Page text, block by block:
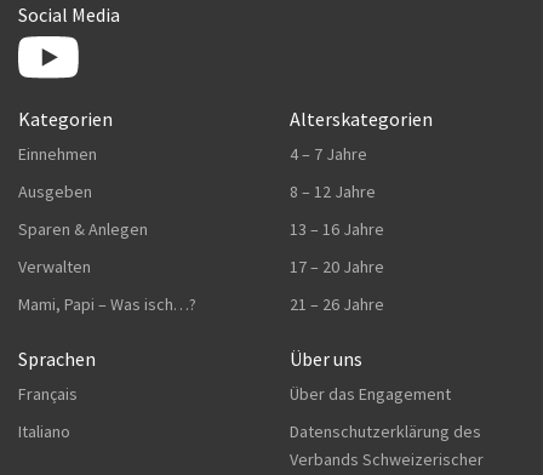
Social Media
Kategorien
Einnehmen
Ausgeben
Sparen & Anlegen
Verwalten
Mami, Papi – Was isch…?
Sprachen
Français
Italiano
Alterskategorien
4 – 7 Jahre
8 – 12 Jahre
13 – 16 Jahre
17 – 20 Jahre
21 – 26 Jahre
Über uns
Über das Engagement
Datenschutzerklärung des
Verbands Schweizerischer